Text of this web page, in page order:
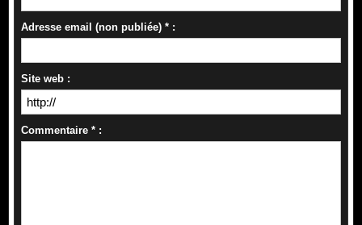
Adresse email (non publiée) * :
Site web :
Commentaire * :